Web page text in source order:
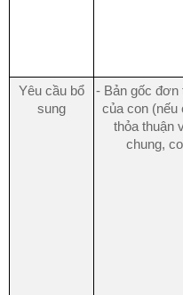
Yêu cầu bổ
sung
- Bản gốc đơn
của con (nếu
thỏa thuận
chung,